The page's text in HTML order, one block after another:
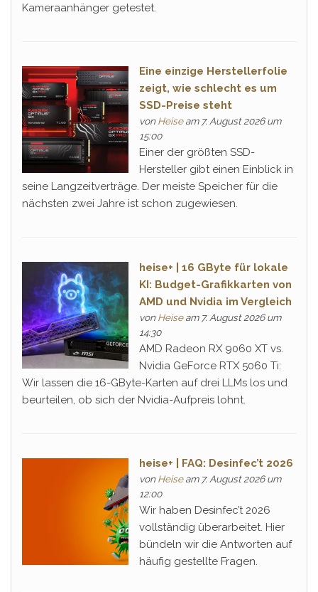
Kameraanhänger getestet.
Eine einzige Herstellerfolie
zeigt, wie schlecht es um
SSD-Preise steht
von Heiseam 7. August 2026 um
15:00
Einer der größten SSD-
Hersteller gibt einen Einblick in
seine Langzeitverträge. Der meiste Speicher für die
nächsten zwei Jahre ist schon zugewiesen.
heise+ | 16 GByte für lokale
KI: Budget-Grafikkarten von
AMD und Nvidia im Vergleich
von Heiseam 7. August 2026 um
14:30
AMD Radeon RX 9060 XT vs.
Nvidia GeForce RTX 5060 Ti:
Wir lassen die 16-GByte-Karten auf drei LLMs los und
beurteilen, ob sich der Nvidia-Aufpreis lohnt.
heise+ | FAQ: Desinfec’t 2026
von Heiseam 7. August 2026 um
12:00
Wir haben Desinfec’t 2026
vollständig überarbeitet. Hier
bündeln wir die Antworten auf
häufig gestellte Fragen.